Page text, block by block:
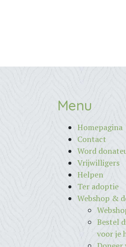
Menu
Homepagina
Contact
Word
Vrijwilligers
Helpen
Ter adoptie
Webshop &
Bestel
voor je